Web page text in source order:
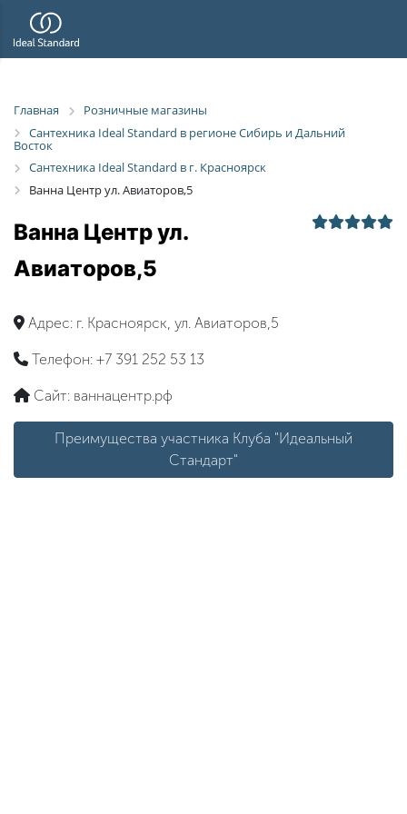
Главная
Розничные магазины
Сантехника Ideal Standard в регионе Сибирь и Дальний
Восток
Сантехника Ideal Standard в г. Красноярск
Ванна Центр ул. Авиаторов,5
Ванна Центр ул.
Авиаторов,5
Адрес: г. Красноярск, ул. Авиаторов,5
Телефон: +7 391 252 53 13
Сайт: ваннацентр.рф
Преимущества участника Клуба "Идеальный
Стандарт"